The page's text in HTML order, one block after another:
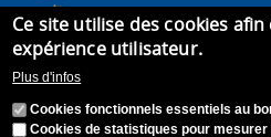
Ce site utilise des cookies
expérience utilisateur.
Plus d'infos
Cookies fonctionnels essentiels au
Cookies de statistiques pour